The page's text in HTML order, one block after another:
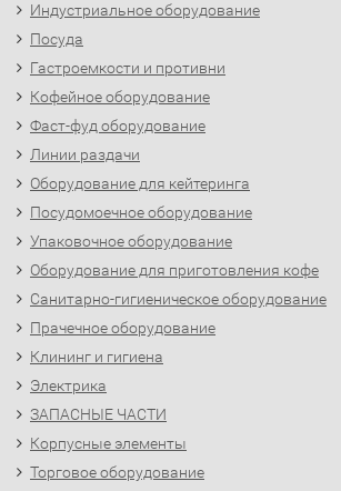
Индустриальное оборудование
Посуда
Гастроемкости и противни
Кофейное оборудование
Фаст-фуд оборудование
Линии раздачи
Оборудование для кейтеринга
Посудомоечное оборудование
Упаковочное оборудование
Оборудование для приготовления кофе
Санитарно-гигиеническое оборудование
Прачечное оборудование
Клининг и гигиена
Электрика
ЗАПАСНЫЕ ЧАСТИ
Корпусные элементы
Торговое оборудование